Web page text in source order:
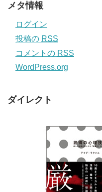
メタ情報
ログイン
投稿の RSS
コメントの RSS
WordPress.org
ダイレクト